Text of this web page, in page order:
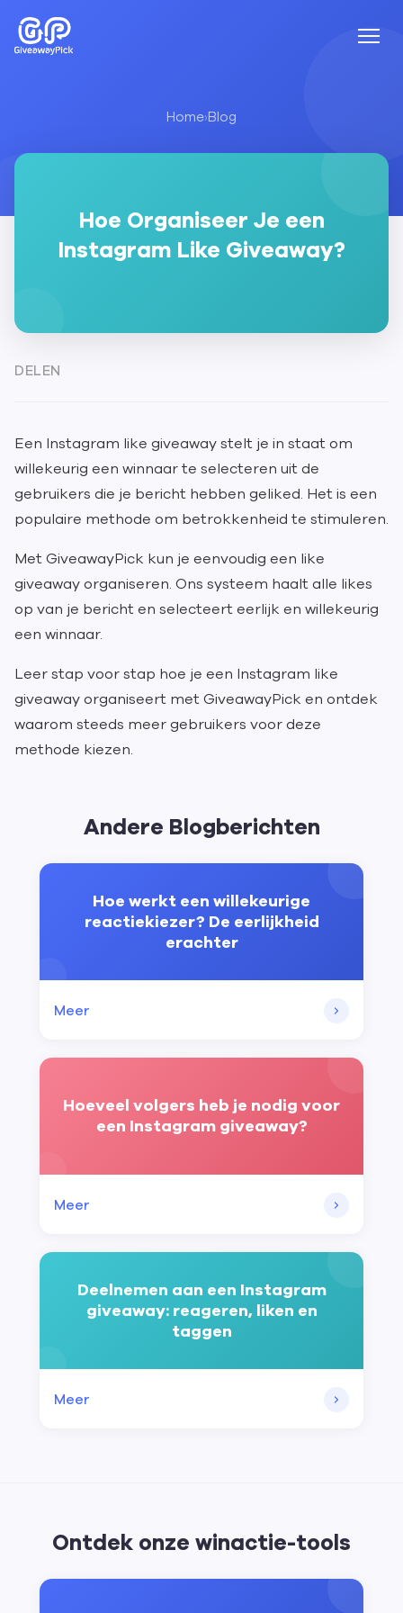
Home›Blog
Hoe Organiseer Je een
Instagram Like Giveaway?
DELEN
Een Instagram like giveaway stelt je in staat om
willekeurig een winnaar te selecteren uit de
gebruikers die je bericht hebben geliked. Het is een
populaire methode om betrokkenheid te stimuleren.
Met GiveawayPick kun je eenvoudig een like
giveaway organiseren. Ons systeem haalt alle likes
op van je bericht en selecteert eerlijk en willekeurig
een winnaar.
Leer stap voor stap hoe je een Instagram like
giveaway organiseert met GiveawayPick en ontdek
waarom steeds meer gebruikers voor deze
methode kiezen.
Andere Blogberichten
Hoe werkt een willekeurige
reactiekiezer? De eerlijkheid
erachter
Meer
Hoeveel volgers heb je nodig voor
een Instagram giveaway?
Meer
Deelnemen aan een Instagram
giveaway: reageren, liken en
taggen
Meer
Ontdek onze winactie-tools